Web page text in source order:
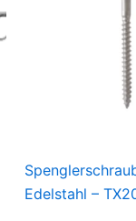
Edelstahl –